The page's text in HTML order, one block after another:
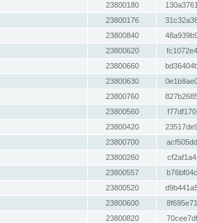
23800180
23800176
23800840
23800620
23800660
23800630
23800760
23800560
23800420
23800700
23800260
23800557
23800520
23800600
23800820